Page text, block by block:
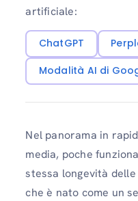
artificiale:
ChatGPT
Modalità AI di
Nel panorama in
media, poche
stessa longevità
che è nato come un